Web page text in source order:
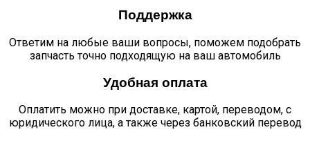
Поддержка
Ответим на любые ваши вопросы, поможем подобрать
запчасть точно подходящую на ваш автомобиль
Удобная оплата
Оплатить можно при доставке, картой, переводом, с
юридического лица, а также через банковский перевод